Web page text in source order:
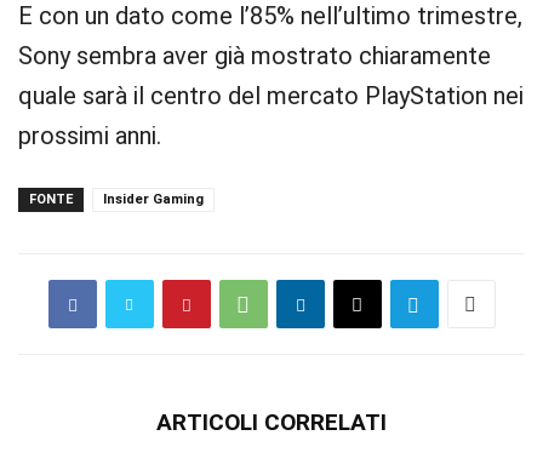
E con un dato come l’85% nell’ultimo trimestre,
Sony sembra aver già mostrato chiaramente
quale sarà il centro del mercato PlayStation nei
prossimi anni.
FONTE Insider Gaming
ARTICOLI CORRELATI